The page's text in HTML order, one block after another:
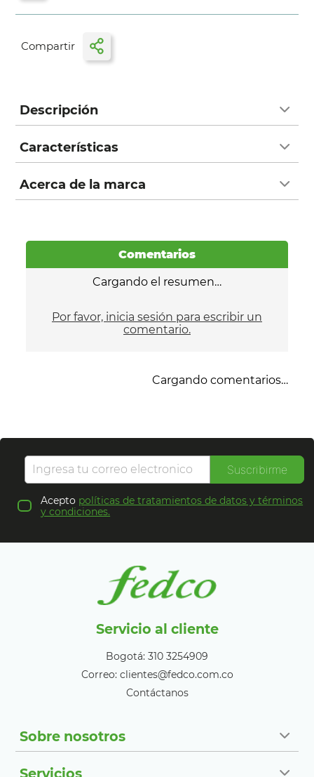
Descripción
Características
Acerca de la marca
Comentarios
Cargando el resumen…
Por favor, inicia sesión para escribir un
comentario.
Cargando comentarios…
Suscribirme
Acepto políticas de tratamientos de datos y términos
y condiciones.
Servicio al cliente
Bogotá: 310 3254909
Correo: clientes@fedco.com.co
Contáctanos
Sobre nosotros